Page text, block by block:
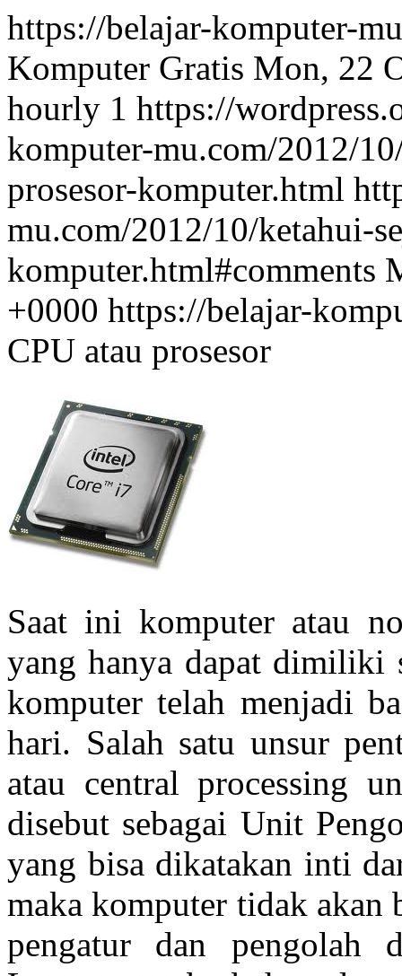
https://belajar-komputer-
Komputer Gratis Mon, 22
hourly 1 https://
komputer-mu.com/2012/
prosesor-komputer.html
mu.com/2012/10/ketahui-
komputer.html#comments
+0000 https://belajar-
CPU atau prosesor
Saat ini komputer atau
yang hanya dapat dimiliki
komputer telah menjadi
hari. Salah satu unsur
atau central processing
disebut sebagai Unit
yang bisa dikatakan inti
maka komputer tidak akan
pengatur dan pengolah